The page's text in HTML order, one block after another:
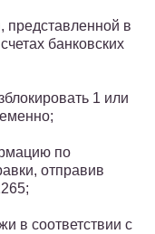
представленной в
банковских
1 или
по
отправив
в соответствии с